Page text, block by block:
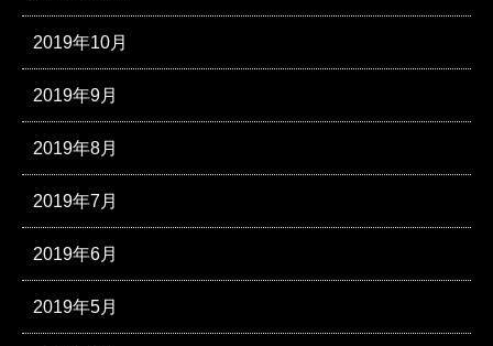
2019年10月
2019年9月
2019年8月
2019年7月
2019年6月
2019年5月